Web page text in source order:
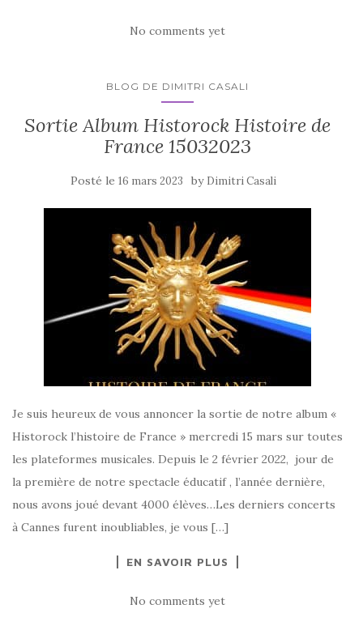
No comments yet
BLOG DE DIMITRI CASALI
Sortie Album Historock Histoire de
France 15032023
Posté le 16 mars 2023 by Dimitri Casali
Je suis heureux de vous annoncer la sortie de notre album «
Historock l’histoire de France » mercredi 15 mars sur toutes
les plateformes musicales. Depuis le 2 février 2022, jour de
la première de notre spectacle éducatif , l’année dernière,
nous avons joué devant 4000 élèves…Les derniers concerts
à Cannes furent inoubliables, je vous […]
EN SAVOIR PLUS
No comments yet